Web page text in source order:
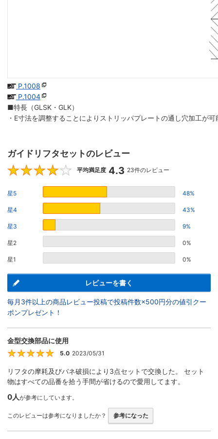
P.1008
P.1004
■特長（GLSK・GLK）
・E寸法を調整することによりストリッパプレートの通し穴加工が
ガイドリフタセットのレビュー
4.3
平均満足度 4.3 23件のレビュー
星5 48%
星4 43%
星3 9%
星2 0%
星1 0%
レビューを書く
毎月3件以上の商品レビュー投稿で投稿件数×500円分の値引クー
ポンプレゼント！
金型交換部品に使用
5
5.0 2023/05/31
リフタの摩耗及びバネ破損により3点セットで交換した。 セット
物はすべての品番を拾う手間が省けるので愛用してます。
0人が参考にしています。
このレビューは参考になりましたか？ 参考になった